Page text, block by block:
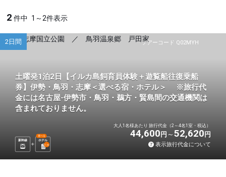
2 件中 1～2件表示
ツアーコード Q02MYH
2日間
土曜発1泊2日【イルカ島飼育員体験＋遊覧船往復乗船
券】伊勢・鳥羽・志摩＜選べる宿・ホテル＞ ※旅行代
金には名古屋-伊勢市・鳥羽・鵜方・賢島間の交通機関は
含まれておりません。
新幹線 ホテル
選べる
1 泊
大人1名様あたり 旅行代金（2～4名1室・税込）
44,600 円 52,620 円
表示旅行代金について